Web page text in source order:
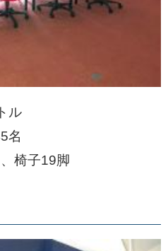
ル
名
椅子19脚